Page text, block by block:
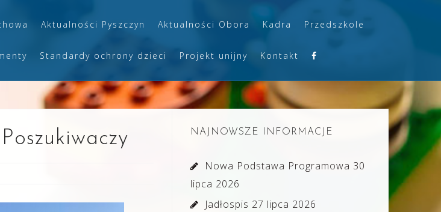
Aktualności Pyszczyn Aktualności Obora Kadra Przedszkole
Standardy ochrony dzieci Projekt unijny Kontakt
NAJNOWSZE INFORMACJE
Nowa Podstawa Programowa 30
lipca 2026
Jadłospis 27 lipca 2026